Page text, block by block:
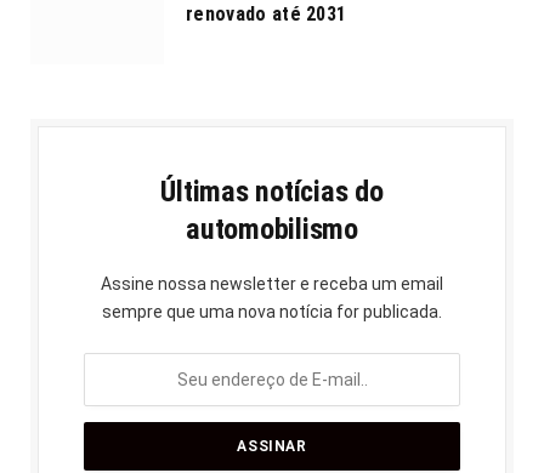
renovado até 2031
Últimas notícias do
automobilismo
Assine nossa newsletter e receba um email
sempre que uma nova notícia for publicada.